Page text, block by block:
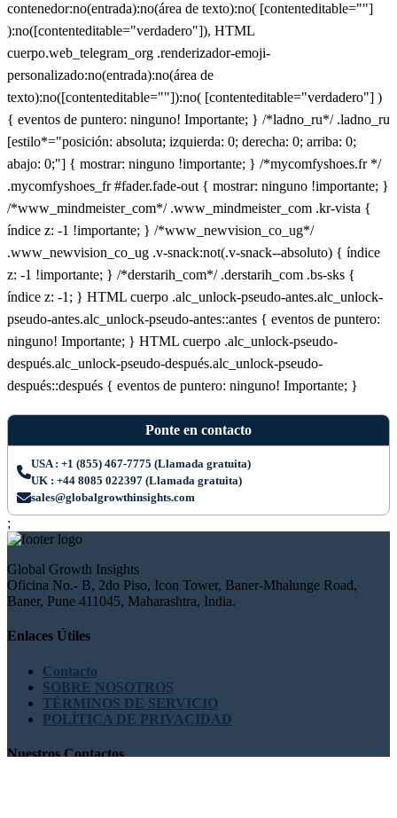
contenedor:no(entrada):no(área de texto):no( [contenteditable=""]
):no([contenteditable="verdadero"]), HTML
cuerpo.web_telegram_org .renderizador-emoji-
personalizado:no(entrada):no(área de
texto):no([contenteditable=""]):no( [contenteditable="verdadero"] )
{ eventos de puntero: ninguno! Importante; } /*ladno_ru*/ .ladno_ru
[estilo*="posición: absoluta; izquierda: 0; derecha: 0; arriba: 0;
abajo: 0;"] { mostrar: ninguno !importante; } /*mycomfyshoes.fr */
.mycomfyshoes_fr #fader.fade-out { mostrar: ninguno !importante; }
/*www_mindmeister_com*/ .www_mindmeister_com .kr-vista {
índice z: -1 !importante; } /*www_newvision_co_ug*/
.www_newvision_co_ug .v-snack:not(.v-snack--absoluto) { índice
z: -1 !importante; } /*derstarih_com*/ .derstarih_com .bs-sks {
índice z: -1; } HTML cuerpo .alc_unlock-pseudo-antes.alc_unlock-
pseudo-antes.alc_unlock-pseudo-antes::antes { eventos de puntero:
ninguno! Importante; } HTML cuerpo .alc_unlock-pseudo-
después.alc_unlock-pseudo-después.alc_unlock-pseudo-
después::después { eventos de puntero: ninguno! Importante; }
Ponte en contacto
USA : +1 (855) 467-7775 (Llamada gratuita)
UK : +44 8085 022397 (Llamada gratuita)
sales@globalgrowthinsights.com
;
Global Growth Insights
Oficina No.- B, 2do Piso, Icon Tower, Baner-Mhalunge Road,
Baner, Pune 411045, Maharashtra, India.
Enlaces Útiles
Contacto
SOBRE NOSOTROS
TÉRMINOS DE SERVICIO
POLÍTICA DE PRIVACIDAD
Nuestros Contactos